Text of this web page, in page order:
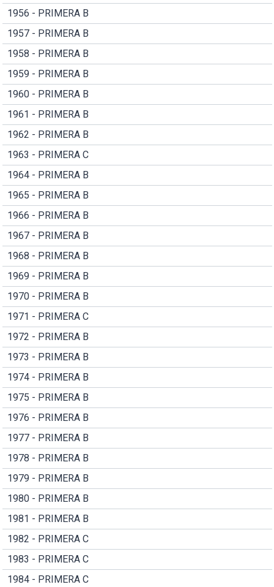
1956 - PRIMERA B
1957 - PRIMERA B
1958 - PRIMERA B
1959 - PRIMERA B
1960 - PRIMERA B
1961 - PRIMERA B
1962 - PRIMERA B
1963 - PRIMERA C
1964 - PRIMERA B
1965 - PRIMERA B
1966 - PRIMERA B
1967 - PRIMERA B
1968 - PRIMERA B
1969 - PRIMERA B
1970 - PRIMERA B
1971 - PRIMERA C
1972 - PRIMERA B
1973 - PRIMERA B
1974 - PRIMERA B
1975 - PRIMERA B
1976 - PRIMERA B
1977 - PRIMERA B
1978 - PRIMERA B
1979 - PRIMERA B
1980 - PRIMERA B
1981 - PRIMERA B
1982 - PRIMERA C
1983 - PRIMERA C
1984 - PRIMERA C